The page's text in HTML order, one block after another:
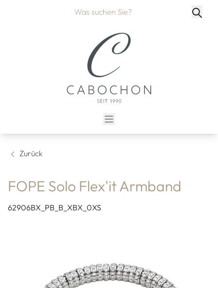
Zurück
FOPE Solo Flex'it Armband
62906BX_PB_B_XBX_0XS